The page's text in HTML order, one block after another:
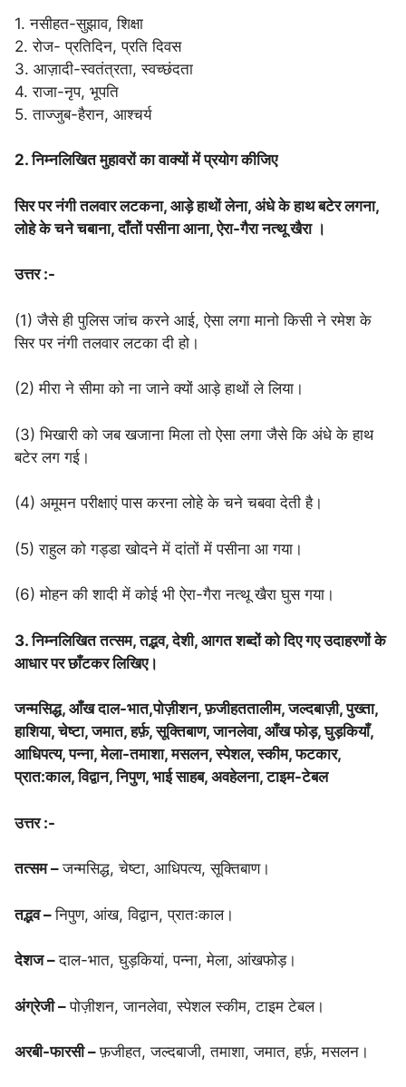
1. नसीहत-सुझाव, शिक्षा
2. रोज- प्रतिदिन, प्रति दिवस
3. आज़ादी-स्वतंत्रता, स्वच्छंदता
4. राजा-नृप, भूपति
5. ताज्जुब-हैरान, आश्चर्य
2. निम्नलिखित मुहावरों का वाक्यों में प्रयोग कीजिए
सिर पर नंगी तलवार लटकना, आड़े हाथों लेना, अंधे के हाथ बटेर लगना,
लोहे के चने चबाना, दाँतों पसीना आना, ऐरा-गैरा नत्थू खैरा ।
उत्तर :-
(1) जैसे ही पुलिस जांच करने आई, ऐसा लगा मानो किसी ने रमेश के
सिर पर नंगी तलवार लटका दी हो।
(2) मीरा ने सीमा को ना जाने क्यों आड़े हाथों ले लिया।
(3) भिखारी को जब खजाना मिला तो ऐसा लगा जैसे कि अंधे के हाथ
बटेर लग गई।
(4) अमूमन परीक्षाएं पास करना लोहे के चने चबवा देती है।
(5) राहुल को गड्डा खोदने में दांतों में पसीना आ गया।
(6) मोहन की शादी में कोई भी ऐरा-गैरा नत्थू खैरा घुस गया।
3. निम्नलिखित तत्सम, तद्भव, देशी, आगत शब्दों को दिए गए उदाहरणों के
आधार पर छाँटकर लिखिए।
जन्मसिद्ध, आँख दाल-भात,पोज़ीशन, फ़जीहततालीम, जल्दबाज़ी, पुख्ता,
हाशिया, चेष्टा, जमात, हर्फ़, सूक्तिबाण, जानलेवा, आँख फोड़, घुड़कियाँ,
आधिपत्य, पन्ना, मेला-तमाशा, मसलन, स्पेशल, स्कीम, फटकार,
प्रात:काल, विद्वान, निपुण, भाई साहब, अवहेलना, टाइम-टेबल
उत्तर :-
तत्सम –जन्मसिद्ध, चेष्टा, आधिपत्य, सूक्तिबाण।
तद्भव –निपुण, आंख, विद्वान, प्रातःकाल।
देशज –दाल-भात, घुड़कियां, पन्ना, मेला, आंखफोड़।
अंग्रेजी –पोज़ीशन, जानलेवा, स्पेशल स्कीम, टाइम टेबल।
अरबी-फारसी –फ़जीहत, जल्दबाजी, तमाशा, जमात, हर्फ़, मसलन।